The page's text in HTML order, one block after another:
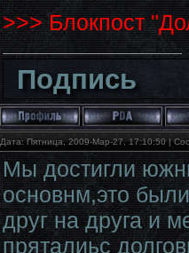
>>> Блокпост
Подпись
Дата: Пятница, 2009-Мар-27, 17:10:50 |
Мы достигли
основнм,это
друг на друга и
пряталиьс